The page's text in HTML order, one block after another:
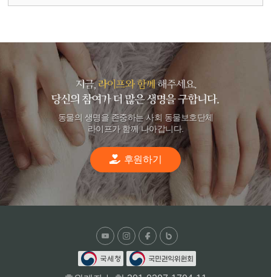
동물의 생명을 존중하는 사회 동물보호단체
라이프가 함께 나아갑니다.
후원하기